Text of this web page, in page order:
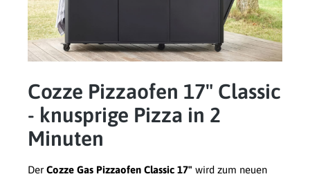
Cozze Pizzaofen 17" Classic
- knusprige Pizza in 2
Minuten
Der Cozze Gas Pizzaofen Classic 17" wird zum neuen